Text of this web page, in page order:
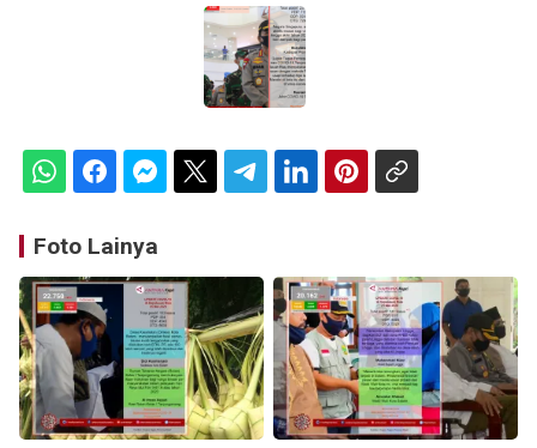
Foto Lainya